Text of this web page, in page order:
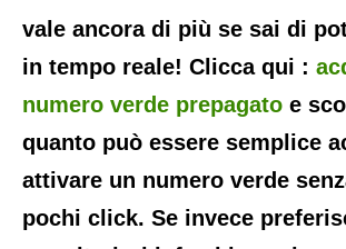
vale ancora di più se sai di
in tempo reale! Clicca qui :
numero verde prepagato e
quanto può essere semplice
attivare un numero verde
pochi click. Se invece